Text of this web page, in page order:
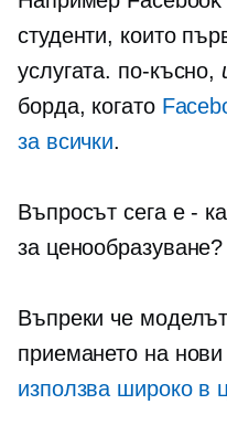
студенти, които
услугата. по-късно,
борда, когато
за всички.
Въпросът сега е-
за ценообразуване?
Въпреки че
приемането на
използва широко в